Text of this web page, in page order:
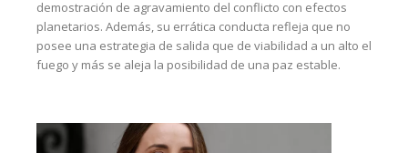
demostración de agravamiento del conflicto con efectos
planetarios. Además, su errática conducta refleja que no
posee una estrategia de salida que de viabilidad a un alto el
fuego y más se aleja la posibilidad de una paz estable.